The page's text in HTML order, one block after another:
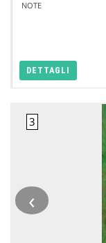
NOTE
DETTAGLI
‹